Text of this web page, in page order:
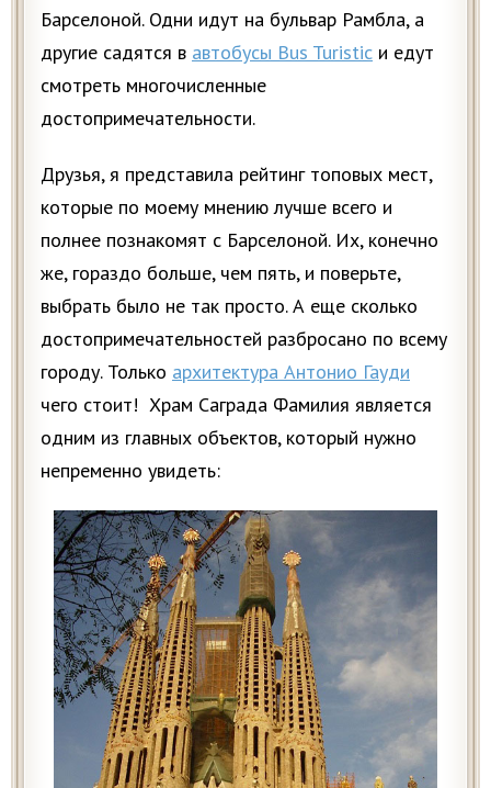
Барселоной. Одни идут на бульвар Рамбла, а
другие садятся в автобусы Bus Turistic и едут
смотреть многочисленные
достопримечательности.
Друзья, я представила рейтинг топовых мест,
которые по моему мнению лучше всего и
полнее познакомят с Барселоной. Их, конечно
же, гораздо больше, чем пять, и поверьте,
выбрать было не так просто. А еще сколько
достопримечательностей разбросано по всему
городу. Только архитектура Антонио Гауди
чего стоит! Храм Саграда Фамилия является
одним из главных объектов, который нужно
непременно увидеть: